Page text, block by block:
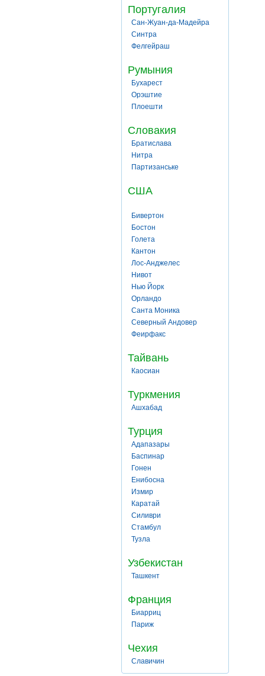
Португалия
Сан-Жуан-да-Мадейра
Синтра
Фелгейраш
Румыния
Бухарест
Орэштие
Плоешти
Словакия
Братислава
Нитра
Партизанське
США
Бивертон
Бостон
Голета
Кантон
Лос-Анджелес
Нивот
Нью Йорк
Орландо
Санта Моника
Северный Андовер
Феирфакс
Тайвань
Каосиан
Туркмения
Ашхабад
Турция
Адапазары
Баспинар
Гонен
Енибосна
Измир
Каратай
Силиври
Стамбул
Тузла
Узбекистан
Ташкент
Франция
Биарриц
Париж
Чехия
Славичин